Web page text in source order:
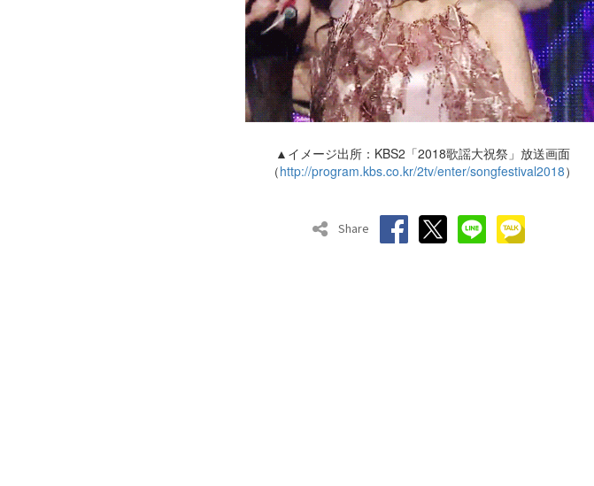
▲イメージ出所：KBS2「2018歌謡大祝祭」放送画面
（http://program.kbs.co.kr/2tv/enter/songfestival2018）
Share